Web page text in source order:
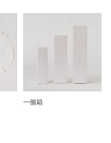
一個箱